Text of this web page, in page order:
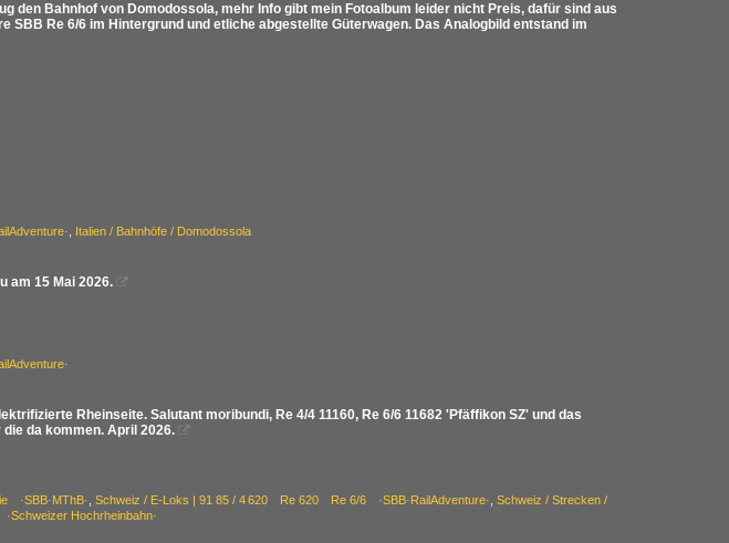
den Bahnhof von Domodossola, mehr Info gibt mein Fotoalbum leider nicht Preis, dafür sind aus
SBB Re 6/6 im Hintergrund und etliche abgestellte Güterwagen. Das Analogbild entstand im
Italien / Bahnhöfe / Domodossola
am 15 Mai 2026. 
Rheinseite. Salutant moribundi, Re 4/4 11160, Re 6/6 11682 'Pfäffikon SZ' und das
da kommen. April 2026.

·SBB·MThB· Schweiz / E-Loks | 91 85 / 4 620 Re 620 Re 6/6 ·SBB·RailAdventure· Schweiz / Strecken /
Hochrheinbahn·